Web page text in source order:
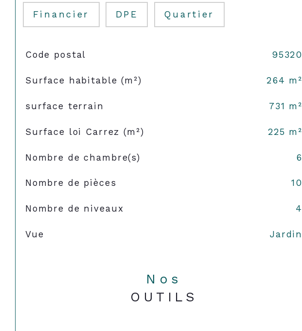
Financier DPE Quartier
TRAD_SIROCCO_Caracteristique
Code postal 95320
Surface habitable (m²) 264 m²
surface terrain 731 m²
Surface loi Carrez (m²) 225 m²
Nombre de chambre(s) 6
Nombre de pièces 10
Nombre de niveaux 4
Vue Jardin
Nos
OUTILS